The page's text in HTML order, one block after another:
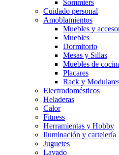
Sommiers
Cuidado personal
Amoblamientos
Muebles y
Muebles
Dormitorio
Mesas y Sillas
Muebles de
Placares
Rack y
Electrodomésticos
Heladeras
Calor
Fitness
Herramientas y Hobby
Iluminación y cartelería
Juguetes
Lavado